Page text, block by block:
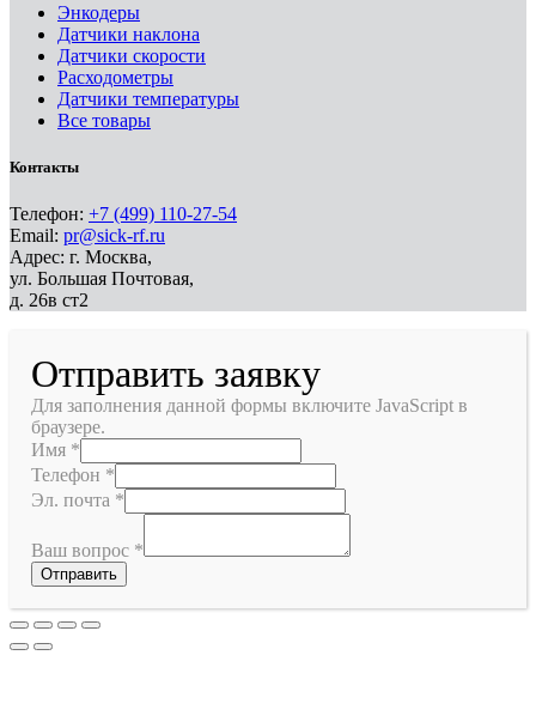
Энкодеры
Датчики наклона
Датчики скорости
Расходометры
Датчики температуры
Все товары
Контакты
Телефон: +7 (499) 110-27-54
Email: pr@sick-rf.ru
Адрес: г. Москва,
ул. Большая Почтовая,
д. 26в ст2
Отправить заявку
Для заполнения данной формы включите JavaScript в
браузере.
Имя *
Телефон *
Эл. почта *
Ваш вопрос *
Отправить